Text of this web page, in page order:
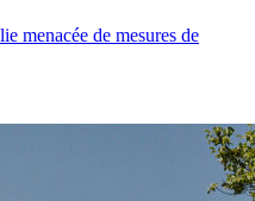
menacée de mesures de